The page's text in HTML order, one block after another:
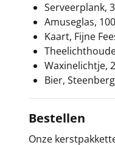
Serveerplank,
Amuseglas,
Kaart, Fijne
Waxinelichtje,
Bier,
Bestellen
Onze